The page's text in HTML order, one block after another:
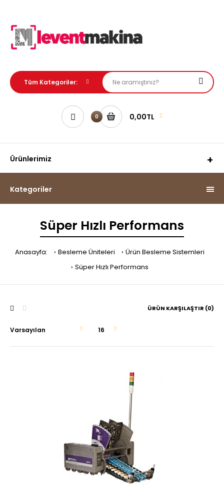
0 0,00TL
Ürünlerimiz
Kategoriler
Süper Hızlı Performans
Anasayfa: Besleme Üniteleri
Ürün Besleme Sistemleri
Süper Hızlı Performans
ÜRÜN KARŞILAŞTIR (0)